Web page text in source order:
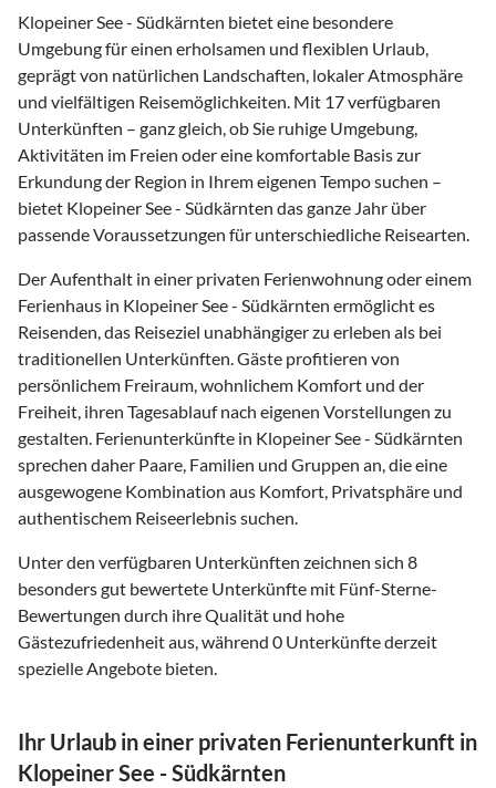
Klopeiner See - Südkärnten bietet eine besondere
Umgebung für einen erholsamen und flexiblen Urlaub,
geprägt von natürlichen Landschaften, lokaler Atmosphäre
und vielfältigen Reisemöglichkeiten. Mit 17 verfügbaren
Unterkünften – ganz gleich, ob Sie ruhige Umgebung,
Aktivitäten im Freien oder eine komfortable Basis zur
Erkundung der Region in Ihrem eigenen Tempo suchen –
bietet Klopeiner See - Südkärnten das ganze Jahr über
passende Voraussetzungen für unterschiedliche Reisearten.
Der Aufenthalt in einer privaten Ferienwohnung oder einem
Ferienhaus in Klopeiner See - Südkärnten ermöglicht es
Reisenden, das Reiseziel unabhängiger zu erleben als bei
traditionellen Unterkünften. Gäste profitieren von
persönlichem Freiraum, wohnlichem Komfort und der
Freiheit, ihren Tagesablauf nach eigenen Vorstellungen zu
gestalten. Ferienunterkünfte in Klopeiner See - Südkärnten
sprechen daher Paare, Familien und Gruppen an, die eine
ausgewogene Kombination aus Komfort, Privatsphäre und
authentischem Reiseerlebnis suchen.
Unter den verfügbaren Unterkünften zeichnen sich 8
besonders gut bewertete Unterkünfte mit Fünf-Sterne-
Bewertungen durch ihre Qualität und hohe
Gästezufriedenheit aus, während 0 Unterkünfte derzeit
spezielle Angebote bieten.
Ihr Urlaub in einer privaten Ferienunterkunft in
Klopeiner See - Südkärnten